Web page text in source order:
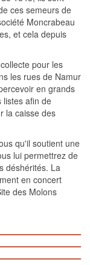
ces semeurs de
Moncrabeau
et cela depuis
pour les
les rues de Namur
en grands
listes afin de
la caisse des
qu'il soutient une
lui permettrez de
déshérités. La
en concert
des Molons